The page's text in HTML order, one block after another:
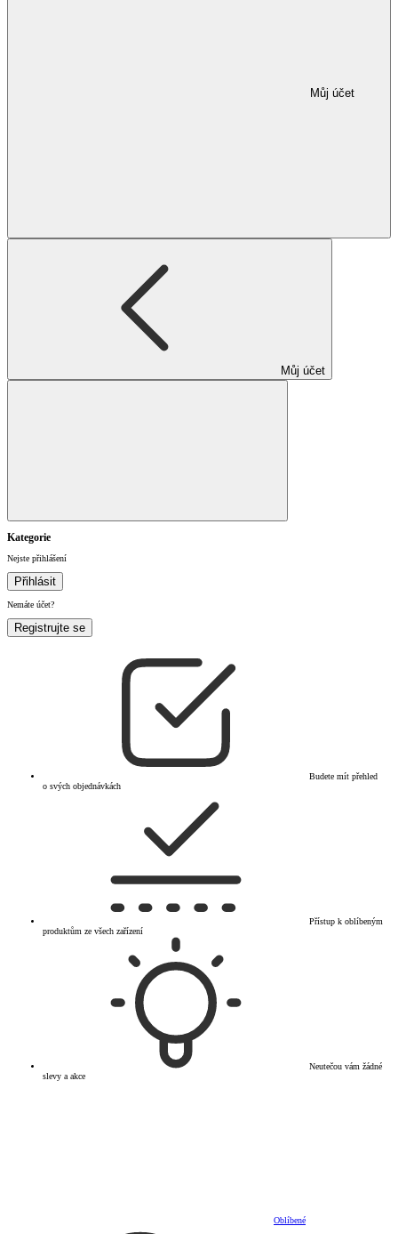
Můj účet
Můj účet
Kategorie
Nejste přihlášení
Přihlásit
Nemáte účet?
Registrujte se
Budete mít přehled
o svých objednávkách
Přístup k oblíbeným
produktům ze všech zařízení
Neutečou vám žádné
slevy a akce
Oblíbené